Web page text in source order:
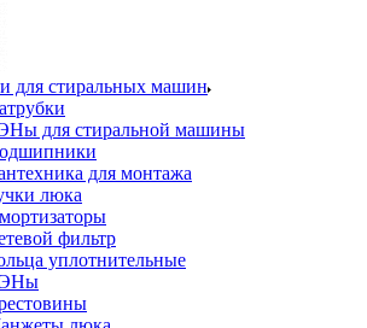
для стиральных машин
для стиральной машины
для монтажа
люка
фильтр
уплотнительные